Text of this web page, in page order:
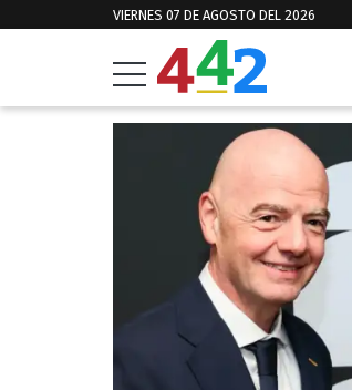
VIERNES 07 DE AGOSTO DEL 2026